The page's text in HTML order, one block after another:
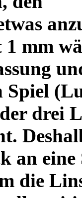
mm
Spiel
drei
an eine
die